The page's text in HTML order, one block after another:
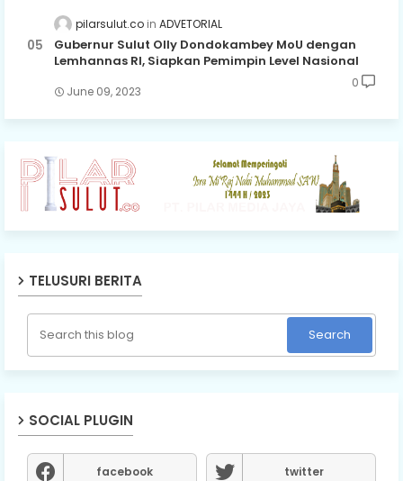
pilarsulut.co ADVETORIAL
Gubernur Sulut Olly Dondokambey MoU dengan
Lemhannas RI, Siapkan Pemimpin Level Nasional
June 09, 2023
0
TELUSURI BERITA
SOCIAL PLUGIN
facebook twitter